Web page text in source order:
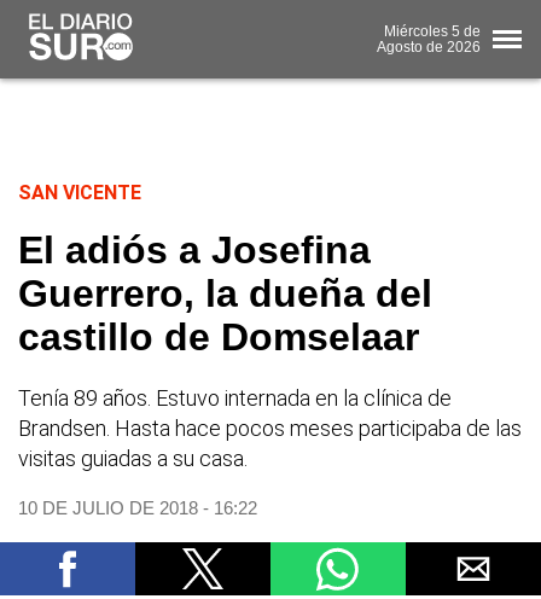
Miércoles 5 de
Agosto de 2026
SAN VICENTE
El adiós a Josefina
Guerrero, la dueña del
castillo de Domselaar
Tenía 89 años. Estuvo internada en la clínica de
Brandsen. Hasta hace pocos meses participaba de las
visitas guiadas a su casa.
10 DE JULIO DE 2018 - 16:22